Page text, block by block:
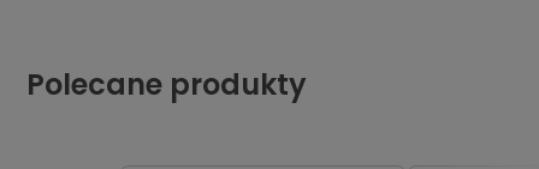
Polecane produkty